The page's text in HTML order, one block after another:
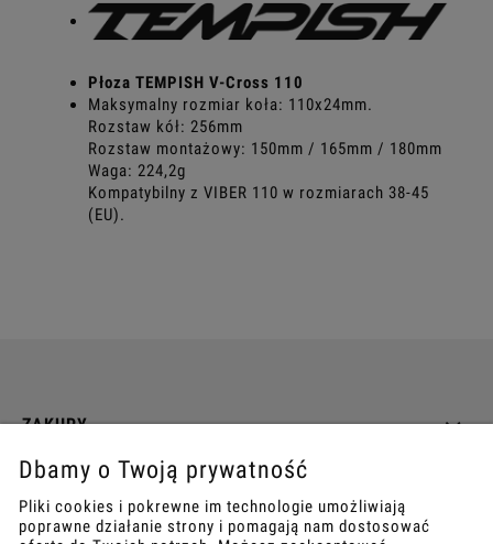
Płoza TEMPISH V-Cross 110
Maksymalny rozmiar koła: 110x24mm.
Rozstaw kół: 256mm
Rozstaw montażowy: 150mm / 165mm / 180mm
Waga: 224,2g
Kompatybilny z VIBER 110 w rozmiarach 38-45
(EU).
ZAKUPY
INFO
REGULAMINY
Dbamy o Twoją prywatność
Pliki cookies i pokrewne im technologie umożliwiają
poprawne działanie strony i pomagają nam dostosować